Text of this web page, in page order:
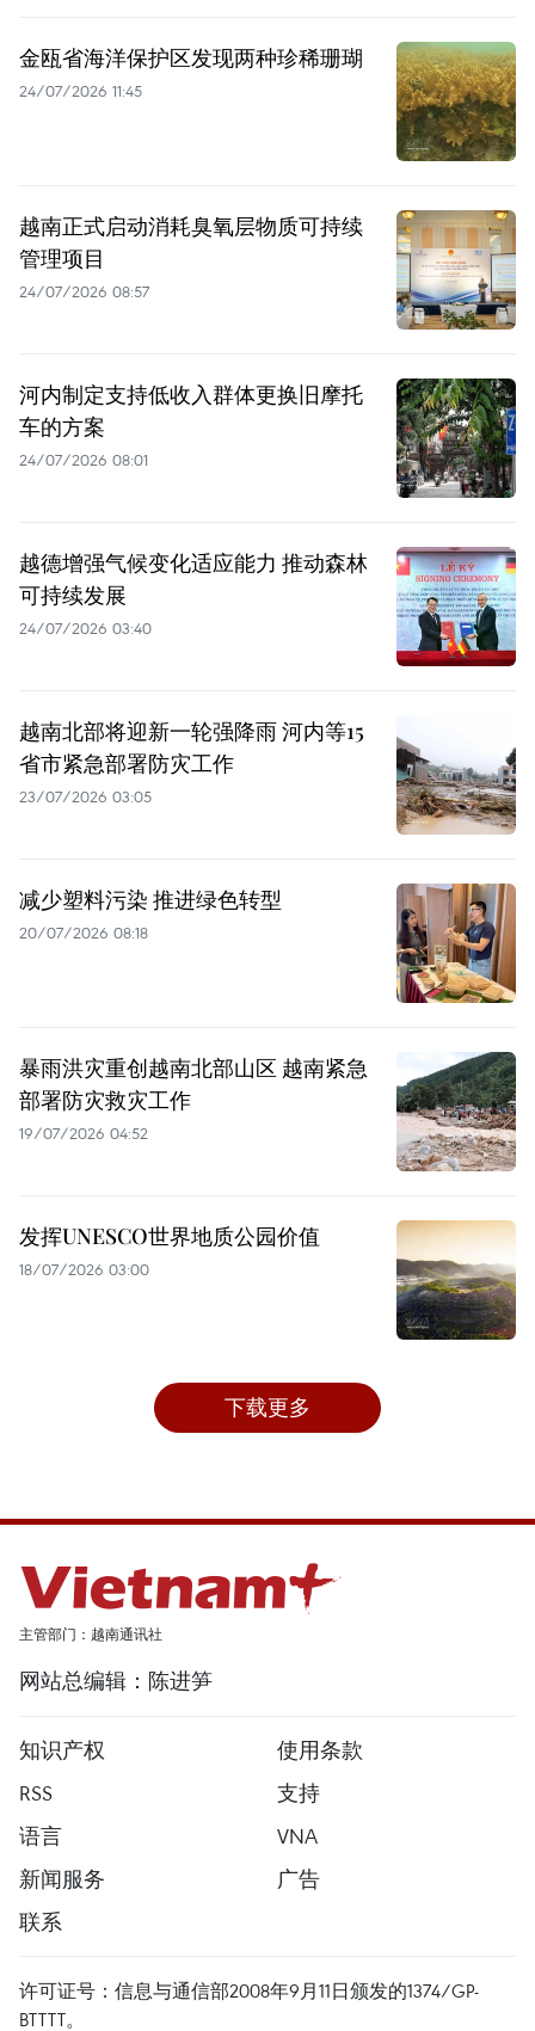
金瓯省海洋保护区发现两种珍稀珊瑚
24/07/2026 11:45
越南正式启动消耗臭氧层物质可持续
管理项目
24/07/2026 08:57
河内制定支持低收入群体更换旧摩托
车的方案
24/07/2026 08:01
越德增强气候变化适应能力 推动森林
可持续发展
24/07/2026 03:40
越南北部将迎新一轮强降雨 河内等15
省市紧急部署防灾工作
23/07/2026 03:05
减少塑料污染 推进绿色转型
20/07/2026 08:18
暴雨洪灾重创越南北部山区 越南紧急
部署防灾救灾工作
19/07/2026 04:52
发挥UNESCO世界地质公园价值
18/07/2026 03:00
下载更多
主管部门：越南通讯社
网站总编辑：陈进笋
知识产权
使用条款
RSS
支持
语言
VNA
新闻服务
广告
联系
许可证号：信息与通信部2008年9月11日颁发的1374/GP-
BTTTT。